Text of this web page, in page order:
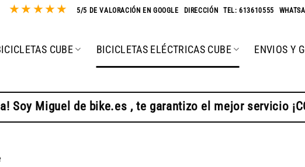
★ ★ ★★★ 5/5 DE VALORACIÓN EN GOOGLE DIRECCIÓN -TEL: 613610555
CUBE BICICLETAS ELÉCTRICAS CUBE ENVIOS Y
Soy Miguel de bike.es , te garantizo el mejor servicio